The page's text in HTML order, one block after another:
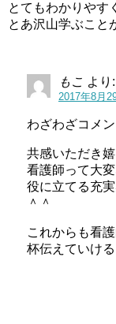
とてもわかりやす
とあ沢山学ぶこと
もこ より:
2017年8月
わざわざコメ
共感いただき
看護師って大
役に立てる充
＾＾
これからも看
杯伝えていけ